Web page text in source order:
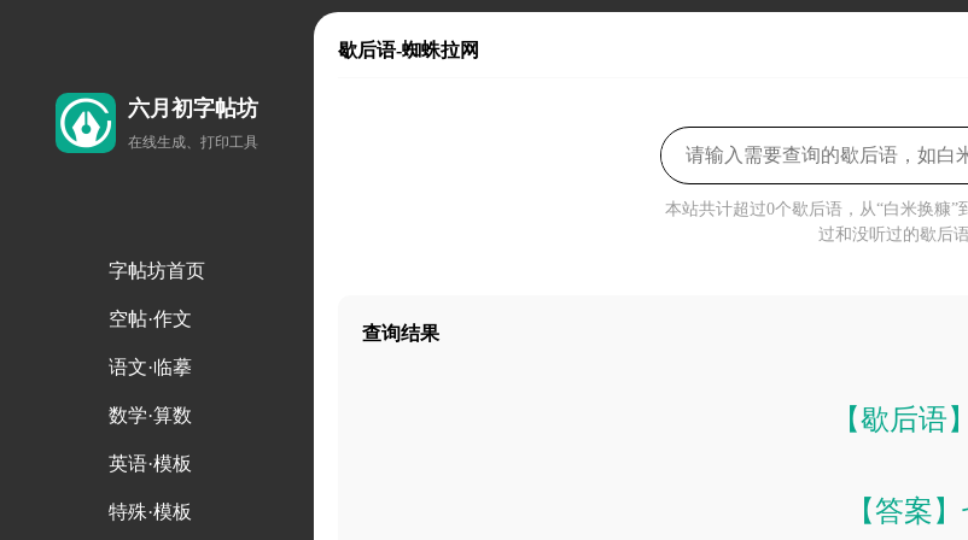
六月初字帖坊
在线生成、打印工具
字帖坊首页
空帖·作文
语文·临摹
数学·算数
英语·模板
特殊·模板
歇后语-蜘蛛拉网
本站共计超过0个歇后语，从“白米换糠
过和没听过的歇后
查询结果
【歇后语
【答案